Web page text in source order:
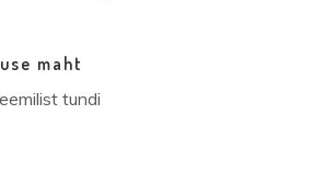
maht
tundi